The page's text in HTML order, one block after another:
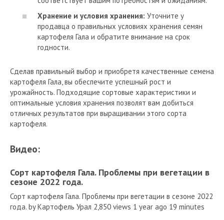
Хранение и условия хранения: Уточните у
продавца о правильных условиях хранения семян
картофеля Гала и обратите внимание на срок
годности.
Сделав правильный выбор и приобретя качественные семена
картофеля Гала, вы обеспечите успешный рост и
урожайность. Подходящие сортовые характеристики и
оптимальные условия хранения позволят вам добиться
отличных результатов при выращивании этого сорта
картофеля.
Видео:
Сорт картофеля Гала. Проблемы при вегетации в
сезоне 2022 года.
Сорт картофеля Гала. Проблемы при вегетации в сезоне 2022
года. by Картофель Урал 2,850 views 1 year ago 19 minutes